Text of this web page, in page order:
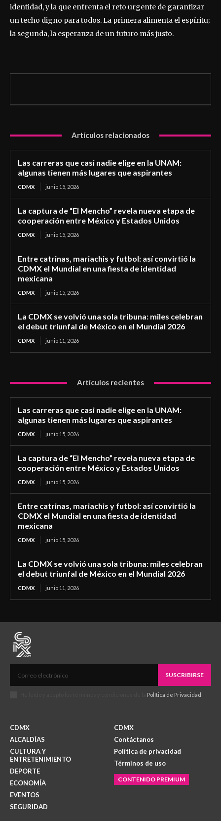
identidad, y la que enfrenta el reto urgente de garantizar
un techo digno para todos. La primera alimenta el espíritu;
la segunda, la esperanza de un futuro más justo.
Artículos relacionados
Las carreras que casi nadie elige en la UNAM:
algunas tienen más lugares que aspirantes
CDMX junio 15, 2026
La captura de “El Mencho” revela nueva etapa de
cooperación entre México y Estados Unidos
CDMX junio 15, 2026
Entre catrinas, mariachis y futbol: así convirtió la
CDMX el Mundial en una fiesta de identidad
mexicana
CDMX junio 15, 2026
La CDMX se volvió una sola tribuna: miles celebran
el debut triunfal de México en el Mundial 2026
CDMX junio 11, 2026
Artículos recientes
Las carreras que casi nadie elige en la UNAM:
algunas tienen más lugares que aspirantes
CDMX junio 15, 2026
La captura de “El Mencho” revela nueva etapa de
cooperación entre México y Estados Unidos
CDMX junio 15, 2026
Entre catrinas, mariachis y futbol: así convirtió la
CDMX el Mundial en una fiesta de identidad
mexicana
CDMX junio 15, 2026
La CDMX se volvió una sola tribuna: miles celebran
el debut triunfal de México en el Mundial 2026
CDMX junio 11, 2026
SUSCRIBIRSE
Política de Privacidad
CDMX
ALCALDÍAS
CULTURA Y
ENTRETENIMIENTO
DEPORTE
ECONOMÍA
EVENTOS
SEGURIDAD
CDMX
Contáctanos
Política de privacidad
Términos de uso
CONTENIDO PREMIUM